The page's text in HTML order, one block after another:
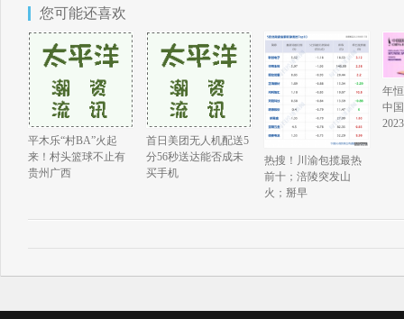
您可能还喜欢
平木乐“村BA”火起
来！村头篮球不止有
贵州广西
首日美团无人机配送5
分56秒送达能否成未
买手机
热搜！川渝包揽最热
前十；涪陵突发山
火；掰早
年
中